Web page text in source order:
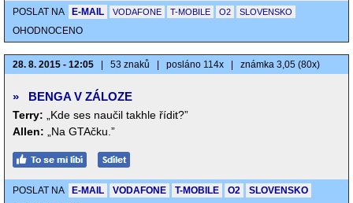
POSLAT NA E-MAIL VODAFONE T-MOBILE O2 SLOVENSKO
OHODNOCENO
28. 8. 2015 - 12:05 53 znaků posláno 114x známka 3,05 (80x)
» BENGA V ZÁLOZE
Terry:
„Kde ses naučil takhle řídit?”
Allen:
„Na GTAčku.”
POSLAT NA E-MAIL VODAFONE T-MOBILE O2
SLOVENSKO